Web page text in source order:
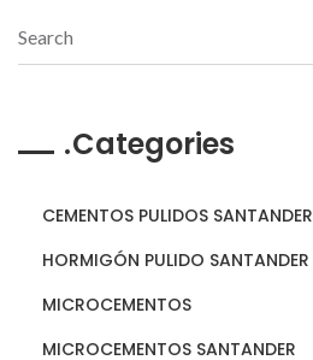
Categories
CEMENTOS PULIDOS SANTANDER
HORMIGÓN PULIDO SANTANDER
MICROCEMENTOS
MICROCEMENTOS SANTANDER